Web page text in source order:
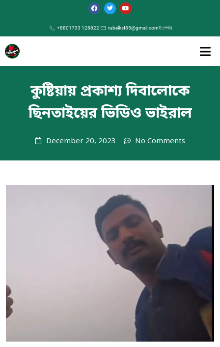
+8801733 128822 rubelkst85@gmail.comই-পেপার
কুষ্টিয়ায় প্রকাশ্য দিবালোকে
ছিনতাইয়ের ভিডিও ভাইরাল
December 20, 2023 No Comments